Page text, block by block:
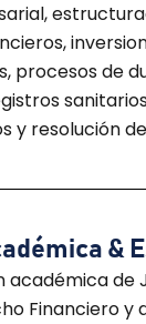
procesos de
y resolución
&
académica de
Financiero y